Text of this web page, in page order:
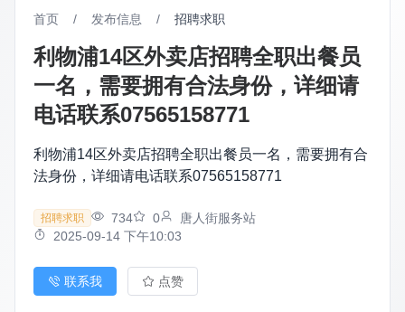
首页 / 发布信息 / 招聘求职
利物浦14区外卖店招聘全职出餐员
一名，需要拥有合法身份，详细请
电话联系07565158771
利物浦14区外卖店招聘全职出餐员一名，需要拥有合
法身份，详细请电话联系07565158771
招聘求职 734 0
唐人街服务站
2025-09-14 下午10:03
联系我 点赞